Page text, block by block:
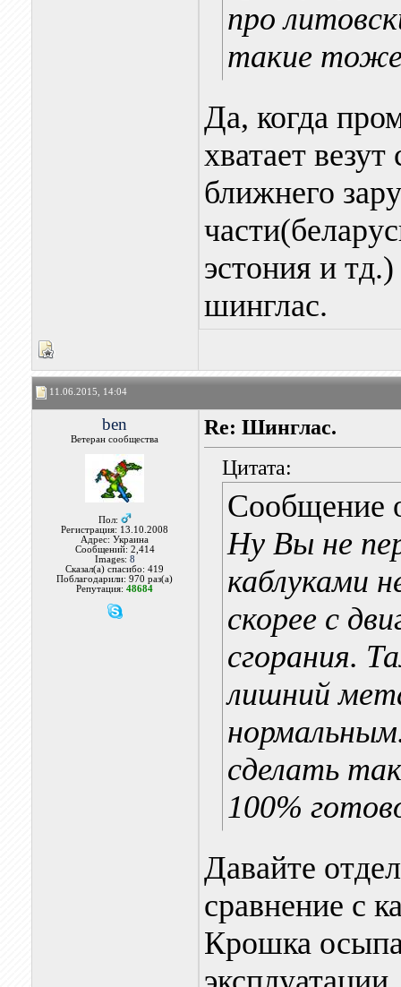
про
такие
Да, когда
хватает
ближнего
эстония и
шинглас.
11.06.2015, 14:04
ben
Ветеран сообщества
Пол:
Регистрация: 13.10.2008
Адрес: Украина
Сообщений: 2,414
Images: 8
Сказал(а) спасибо: 419
Поблагодарили: 970 раз(а)
Репутация:48684
Re: Шинглас.
Цитата:
Сообщение
Ну Вы не
каблуками
скорее с
сгорания.
лишний
сделать
100%
Давайте
сравнение с
Крошка